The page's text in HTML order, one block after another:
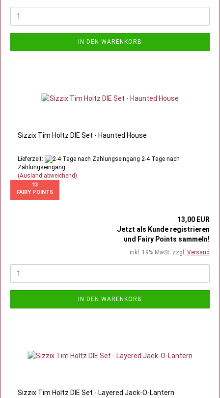
IN DEN WARENKORB
Sizzix Tim Holtz DIE Set - Haunted House
Lieferzeit:
2-4 Tage nach
Zahlungseingang
(Ausland abweichend)
13
FAIRY POINTS
13,00 EUR
Jetzt als Kunde registrieren
und Fairy Points sammeln!
inkl. 19% MwSt. zzgl. Versand
IN DEN WARENKORB
Sizzix Tim Holtz DIE Set - Layered Jack-O-Lantern